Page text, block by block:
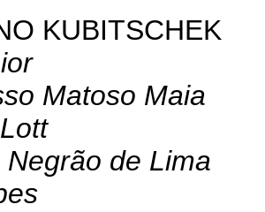
KUBITSCHEK
Matoso Maia
de Lima